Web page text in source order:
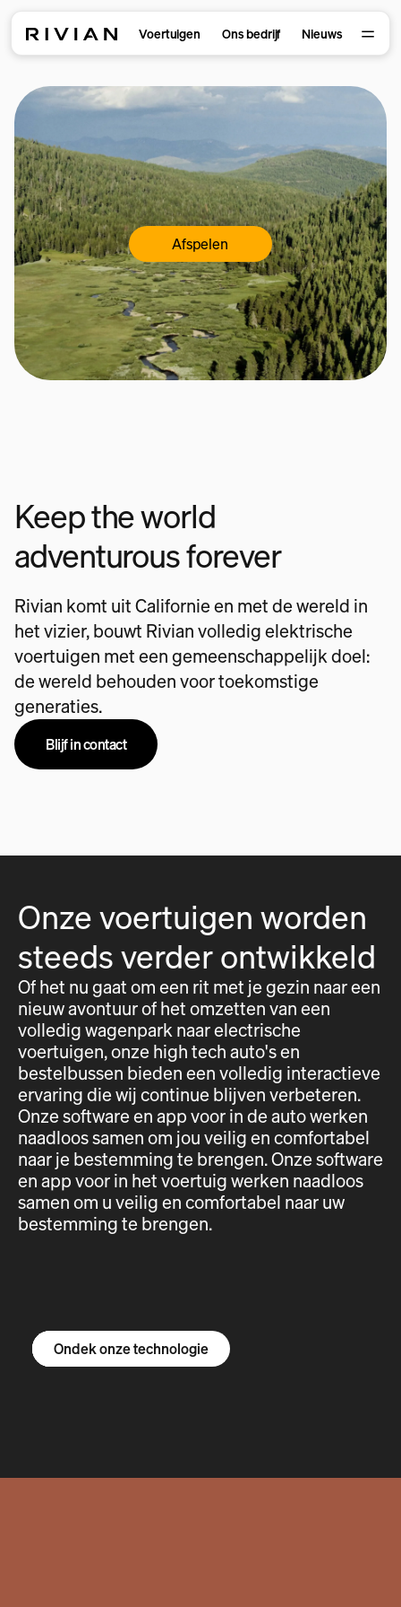
Voertuigen Ons bedrijf Nieuws
Afspelen
Keep the world
adventurous forever
Rivian komt uit Californie en met de wereld in
het vizier, bouwt Rivian volledig elektrische
voertuigen met een gemeenschappelijk doel:
de wereld behouden voor toekomstige
generaties.
Blijf in contact
Onze voertuigen worden
steeds verder ontwikkeld
Of het nu gaat om een rit met je gezin naar een
nieuw avontuur of het omzetten van een
volledig wagenpark naar electrische
voertuigen, onze high tech auto's en
bestelbussen bieden een volledig interactieve
ervaring die wij continue blijven verbeteren.
Onze software en app voor in de auto werken
naadloos samen om jou veilig en comfortabel
naar je bestemming te brengen. Onze software
en app voor in het voertuig werken naadloos
samen om u veilig en comfortabel naar uw
bestemming te brengen.
Ontdek de R1S
Ontdek de R1T
Ontdek de bestelbus
Ondek onze technologie